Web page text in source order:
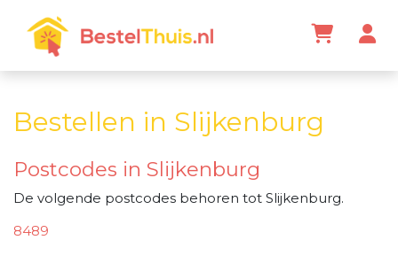
Bestellen in Slijkenburg
Postcodes in Slijkenburg
De volgende postcodes behoren tot Slijkenburg.
8489